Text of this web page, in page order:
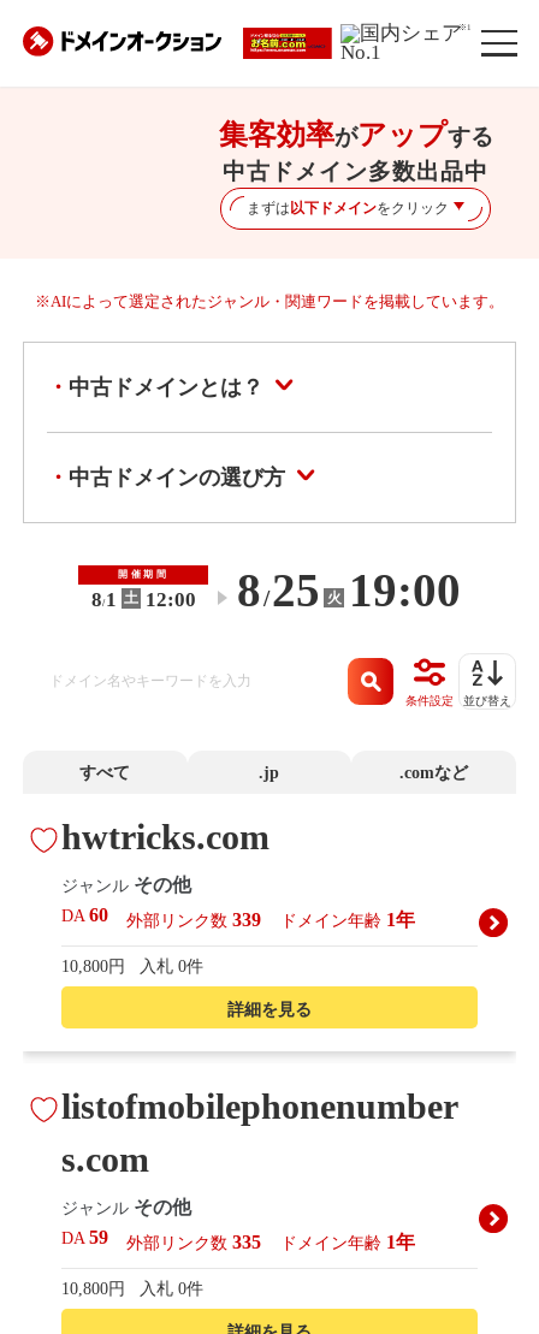
※1
集客効率がアップする
中古ドメイン多数出品中
まずは以下ドメインをクリック
※AIによって選定されたジャンル・関連ワードを掲載しています。
中古ドメインとは？
中古ドメインの選び方
開催期間
8/1 土 12:00 〜 8/25 火 19:00
条件設定 並び替え
すべて .jp .comなど
詳細を見る
hwtricks.com
ジャンル その他
DA60 外部リンク数 339 ドメイン年齢 1年
10,800円 入札 0件
listofmobilephonenumber
s.com
ジャンル その他
DA59 外部リンク数 335 ドメイン年齢 1年
10,800円 入札 0件